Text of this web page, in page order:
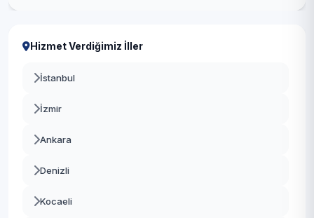
Hizmet Verdiğimiz İller
İstanbul
İzmir
Ankara
Denizli
Kocaeli